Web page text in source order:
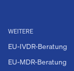
WEITERE
EU-IVDR-Beratung
EU-MDR-Beratung